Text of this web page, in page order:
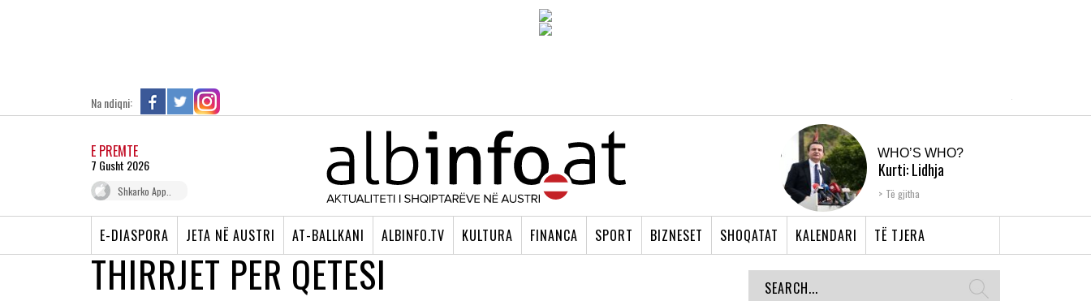
Na ndiqni:
E PREMTE
7 Gusht 2026
Shkarko App..
WHO’S WHO?
Kurti: Lidhja
Shqiptare e Prizrenit,
Të gjitha
E-DIASPORA JETA NË AUSTRI AT-BALLKANI ALBINFO.TV KULTURA FINANCA SPORT BIZNESET SHOQATAT KALENDARI TË TJERA
THIRRJET PER QETESI
SHQIPËRI